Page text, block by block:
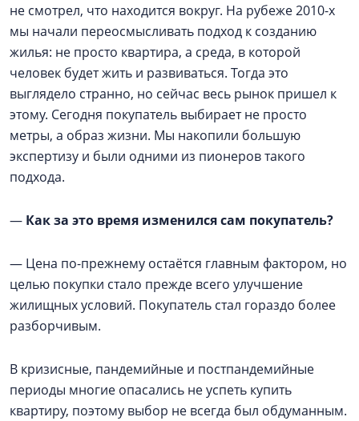
не смотрел, что находится вокруг. На рубеже 2010-х
мы начали переосмысливать подход к созданию
жилья: не просто квартира, а среда, в которой
человек будет жить и развиваться. Тогда это
выглядело странно, но сейчас весь рынок пришел к
этому. Сегодня покупатель выбирает не просто
метры, а образ жизни. Мы накопили большую
экспертизу и были одними из пионеров такого
подхода.
— Как за это время изменился сам покупатель?
— Цена по-прежнему остаётся главным фактором, но
целью покупки стало прежде всего улучшение
жилищных условий. Покупатель стал гораздо более
разборчивым.
В кризисные, пандемийные и постпандемийные
периоды многие опасались не успеть купить
квартиру, поэтому выбор не всегда был обдуманным.